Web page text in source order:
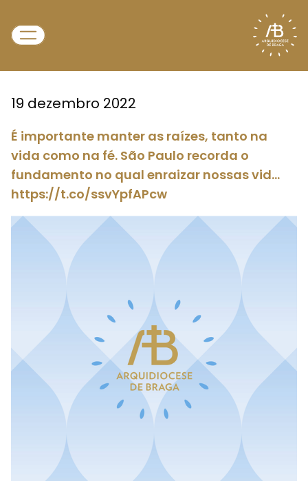
19 dezembro 2022
É importante manter as raízes, tanto na
vida como na fé. São Paulo recorda o
fundamento no qual enraizar nossas vid…
https://t.co/ssvYpfAPcw